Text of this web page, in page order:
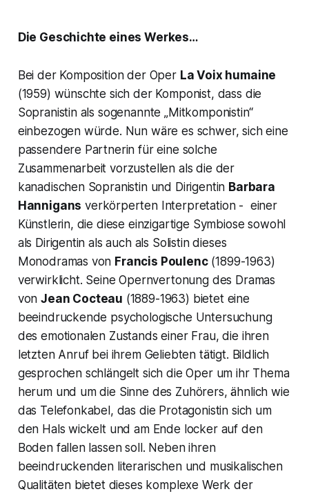
Die Geschichte eines Werkes…
Bei der Komposition der Oper La Voix humaine
(1959) wünschte sich der Komponist, dass die
Sopranistin als sogenannte„Mitkomponistin“
einbezogen würde. Nun wäre es schwer, sich eine
passendere Partnerin für eine solche
Zusammenarbeit vorzustellen als die der
kanadischen Sopranistin und Dirigentin Barbara
Hannigans verkörperten Interpretation - einer
Künstlerin, die diese einzigartige Symbiose sowohl
als Dirigentin als auch als Solistin dieses
Monodramas von Francis Poulenc(1899-1963)
verwirklicht. Seine Opernvertonung des Dramas
vonJean Cocteau (1889-1963) bietet eine
beeindruckende psychologische Untersuchung
des emotionalen Zustands einer Frau, die ihren
letzten Anruf bei ihrem Geliebten tätigt. Bildlich
gesprochen schlängelt sich die Oper um ihr Thema
herum und um die Sinne des Zuhörers, ähnlich wie
das Telefonkabel, das die Protagonistin sich um
den Hals wickelt und am Ende locker auf den
Boden fallen lassen soll. Neben ihren
beeindruckenden literarischen und musikalischen
Qualitäten bietet dieses komplexe Werk der